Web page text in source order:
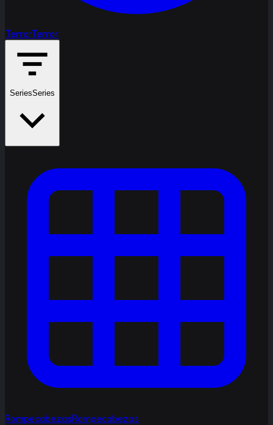
TerrorTerror
SeriesSeries
RompecabezasRompecabezas